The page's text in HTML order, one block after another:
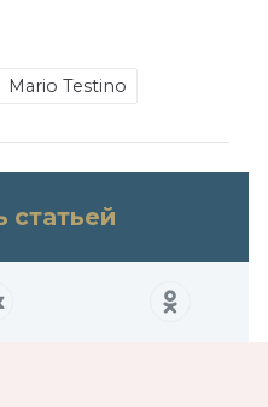
Mario Testino
статьей